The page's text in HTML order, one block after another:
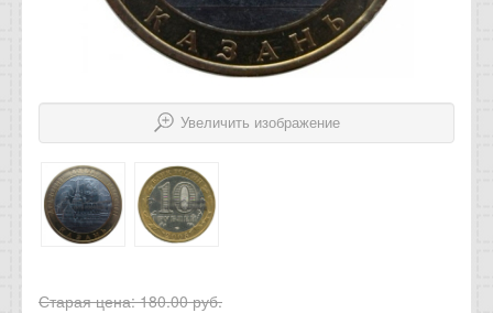
Увеличить изображение
Старая цена:180.00 руб.